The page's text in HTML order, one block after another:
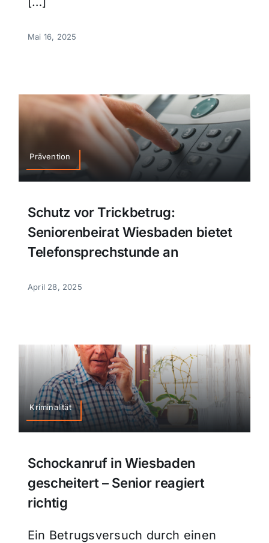
Mai 16, 2025
Prävention
Schutz vor Trickbetrug:
Seniorenbeirat Wiesbaden bietet
Telefonsprechstunde an
April 28, 2025
Kriminalität
Schockanruf in Wiesbaden
gescheitert – Senior reagiert
richtig
Ein Betrugsversuch durch einen